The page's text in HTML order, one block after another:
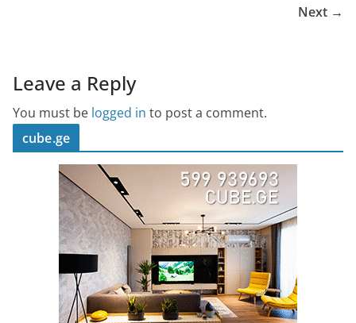
Next →
Leave a Reply
You must be logged in to post a comment.
cube.ge